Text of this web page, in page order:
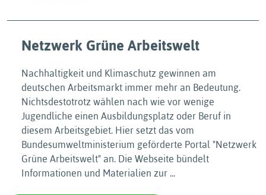
Netzwerk Grüne Arbeitswelt
Nachhaltigkeit und Klimaschutz gewinnen am
deutschen Arbeitsmarkt immer mehr an Bedeutung.
Nichtsdestotrotz wählen nach wie vor wenige
Jugendliche einen Ausbildungsplatz oder Beruf in
diesem Arbeitsgebiet. Hier setzt das vom
Bundesumweltministerium geförderte Portal "Netzwerk
Grüne Arbeitswelt" an. Die Webseite bündelt
Informationen und Materialien zur ...